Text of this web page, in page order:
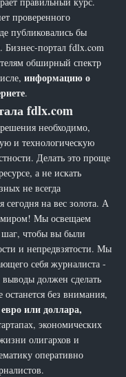
проверенного
публиковались бы
. Бизнес-портал fdlx.com
обширный спектр
информацию о
.
fdlx.com
необходимо,
и технологическую
Делать это проще
а не искать
не всегда
сегодня на вес золота. А
миром! Мы освещаем
шаг, чтобы вы были
и непредвзятости. Мы
себя журналиста -
должен сделать
без внимания,
или доллара,
экономических
олигархов и
оперативно